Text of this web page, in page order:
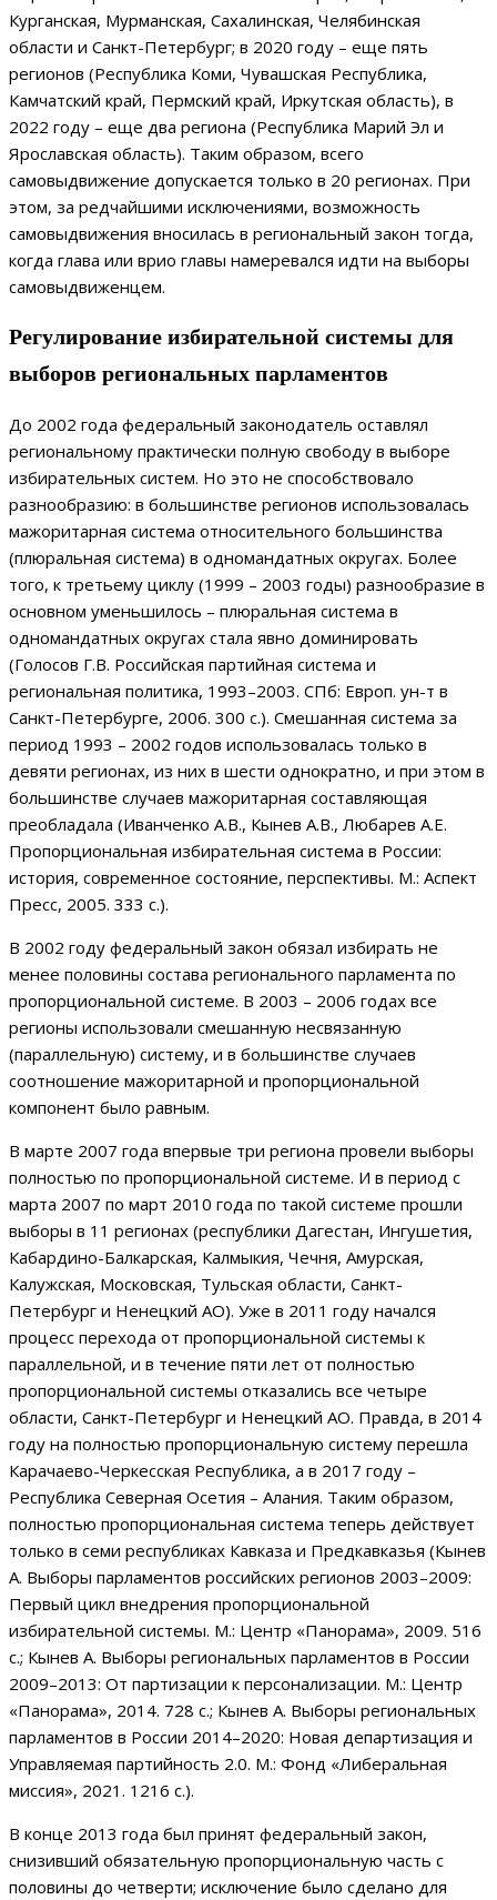
Курганская, Мурманская, Сахалинская, Челябинская
области и Санкт-Петербург; в 2020 году – еще пять
регионов (Республика Коми, Чувашская Республика,
Камчатский край, Пермский край, Иркутская область), в
2022 году – еще два региона (Республика Марий Эл и
Ярославская область). Таким образом, всего
самовыдвижение допускается только в 20 регионах. При
этом, за редчайшими исключениями, возможность
самовыдвижения вносилась в региональный закон тогда,
когда глава или врио главы намеревался идти на выборы
самовыдвиженцем.
Регулирование избирательной системы для
выборов региональных парламентов
До 2002 года федеральный законодатель оставлял
региональному практически полную свободу в выборе
избирательных систем. Но это не способствовало
разнообразию: в большинстве регионов использовалась
мажоритарная система относительного большинства
(плюральная система) в одномандатных округах. Более
того, к третьему циклу (1999 – 2003 годы) разнообразие в
основном уменьшилось – плюральная система в
одномандатных округах стала явно доминировать
(Голосов Г.В. Российская партийная система и
региональная политика, 1993–2003. СПб: Европ. ун-т в
Санкт-Петербурге, 2006. 300 с.). Смешанная система за
период 1993 – 2002 годов использовалась только в
девяти регионах, из них в шести однократно, и при этом в
большинстве случаев мажоритарная составляющая
преобладала (Иванченко А.В., Кынев А.В., Любарев А.Е.
Пропорциональная избирательная система в России:
история, современное состояние, перспективы. М.: Аспект
Пресс, 2005. 333 с.).
В 2002 году федеральный закон обязал избирать не
менее половины состава регионального парламента по
пропорциональной системе. В 2003 – 2006 годах все
регионы использовали смешанную несвязанную
(параллельную) систему, и в большинстве случаев
соотношение мажоритарной и пропорциональной
компонент было равным.
В марте 2007 года впервые три региона провели выборы
полностью по пропорциональной системе. И в период с
марта 2007 по март 2010 года по такой системе прошли
выборы в 11 регионах (республики Дагестан, Ингушетия,
Кабардино-Балкарская, Калмыкия, Чечня, Амурская,
Калужская, Московская, Тульская области, Санкт-
Петербург и Ненецкий АО). Уже в 2011 году начался
процесс перехода от пропорциональной системы к
параллельной, и в течение пяти лет от полностью
пропорциональной системы отказались все четыре
области, Санкт-Петербург и Ненецкий АО. Правда, в 2014
году на полностью пропорциональную систему перешла
Карачаево-Черкесская Республика, а в 2017 году –
Республика Северная Осетия – Алания. Таким образом,
полностью пропорциональная система теперь действует
только в семи республиках Кавказа и Предкавказья (Кынев
А. Выборы парламентов российских регионов 2003–2009:
Первый цикл внедрения пропорциональной
избирательной системы. М.: Центр «Панорама», 2009. 516
с.; Кынев А. Выборы региональных парламентов в России
2009–2013: От партизации к персонализации. М.: Центр
«Панорама», 2014. 728 с.; Кынев А. Выборы региональных
парламентов в России 2014–2020: Новая департизация и
Управляемая партийность 2.0. М.: Фонд «Либеральная
миссия», 2021. 1216 с.).
В конце 2013 года был принят федеральный закон,
снизивший обязательную пропорциональную часть с
половины до четверти; исключение было сделано для